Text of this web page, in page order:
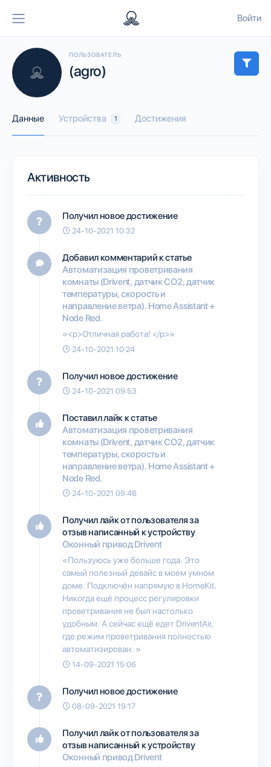
Войти
ПОЛЬЗОВАТЕЛЬ
(agro)
Данные Устройства 1 Достижения
Активность
Получил новое достижение
24-10-2021 10:32
Добавил комментарий к статье
Автоматизация проветривания
комнаты (Drivent, датчик СО2, датчик
температуры, скорость и
направление ветра). Home Assistant +
Node Red.
«<p>Отличная работа! </p>»
24-10-2021 10:24
Получил новое достижение
24-10-2021 09:53
Поставил лайк к статье
Автоматизация проветривания
комнаты (Drivent, датчик СО2, датчик
температуры, скорость и
направление ветра). Home Assistant +
Node Red.
24-10-2021 09:46
Получил лайк от пользователяза
отзыв написанный к устройству
Оконный привод Drivent
«Пользуюсь уже больше года. Это
самый полезный девайс в моем умном
доме. Подключён напрямую в HomeKit.
Никогда ещё процесс регулировки
проветривания не был настолько
удобным. А сейчас ещё едет DriventAir,
где режим проветривания полностью
автоматизирован. »
14-09-2021 15:06
Получил новое достижение
08-09-2021 19:17
Получил лайк от пользователяза
отзыв написанный к устройству
Оконный привод Drivent